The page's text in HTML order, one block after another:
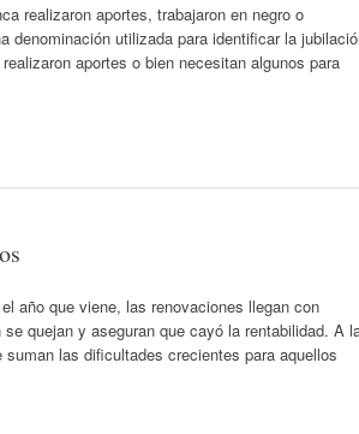
realizaron aportes, trabajaron en negro o
denominación utilizada para identificar la
aportes o bien necesitan algunos para
año que viene, las renovaciones llegan con
quejan y aseguran que cayó la rentabilidad. A
las dificultades crecientes para aquellos